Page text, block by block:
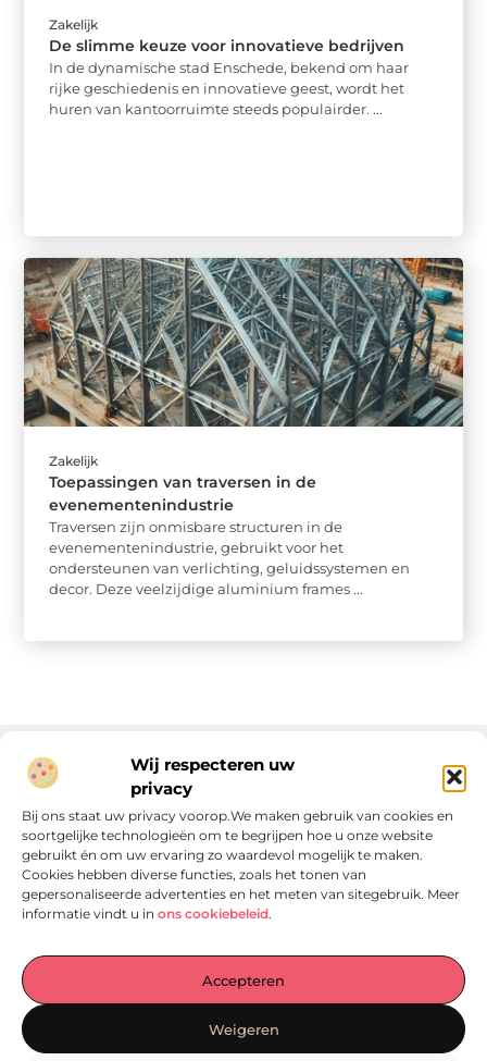
Wij respecteren uw
privacy
Bij ons staat uw privacy voorop.We maken gebruik van cookies en
soortgelijke technologieën om te begrijpen hoe u onze website
gebruikt én om uw ervaring zo waardevol mogelijk te maken.
Cookies hebben diverse functies, zoals het tonen van
gepersonaliseerde advertenties en het meten van sitegebruik. Meer
informatie vindt u in ons cookiebeleid.
Accepteren
Weigeren
Zakelijk
De slimme keuze voor innovatieve bedrijven
In de dynamische stad Enschede, bekend om haar
rijke geschiedenis en innovatieve geest, wordt het
huren van kantoorruimte steeds populairder. ...
Zakelijk
Toepassingen van traversen in de
evenementenindustrie
Traversen zijn onmisbare structuren in de
evenementenindustrie, gebruikt voor het
ondersteunen van verlichting, geluidssystemen en
decor. Deze veelzijdige aluminium frames ...
zetten
, praktische tips waar je écht iets aan hebt en artikelen
vandaag opLocomo.nl
Onze informatie